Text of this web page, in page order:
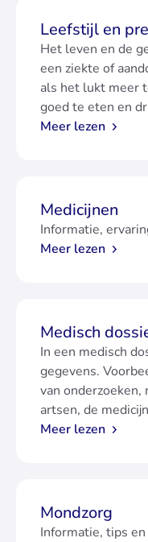
Leefstijl en
Het leven en de
een ziekte of
als het lukt meer
goed te eten en
te verminderen.
Meer lezen
Medicijnen
Informatie,
Meer lezen
Medisch
In een medisch
gegevens.
van onderzoeken,
artsen, de
informatie over
Meer lezen
Mondzorg
Informatie, tips